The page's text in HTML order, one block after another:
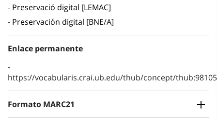
Preservació digital [LEMAC]
Preservación digital [BNE/A]
Enlace permanente
https://vocabularis.crai.ub.edu/thub/concept/
Formato MARC21